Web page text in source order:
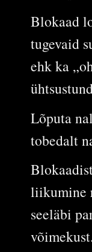
Blokaad
tugevaid
ehk ka
Lõputa
tobedalt
liikumine
seeläbi